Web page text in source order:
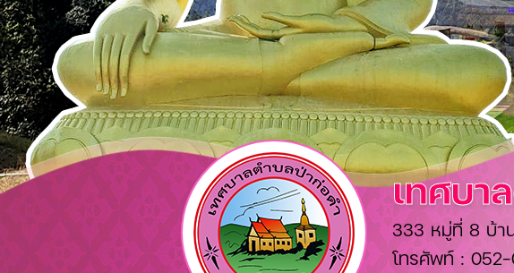
เทศบา
333 หมู่ที่ 8 บ้า
โทรศัพท์ :